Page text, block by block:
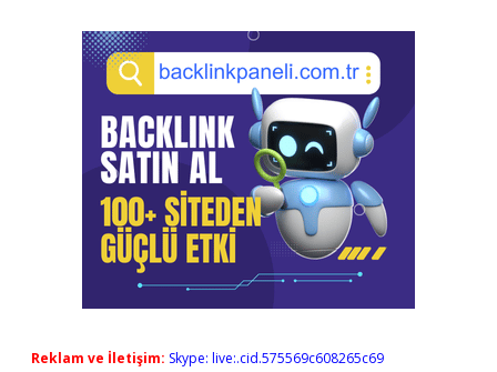
Reklam ve İletişim: Skype: live:.cid.575569c608265c69